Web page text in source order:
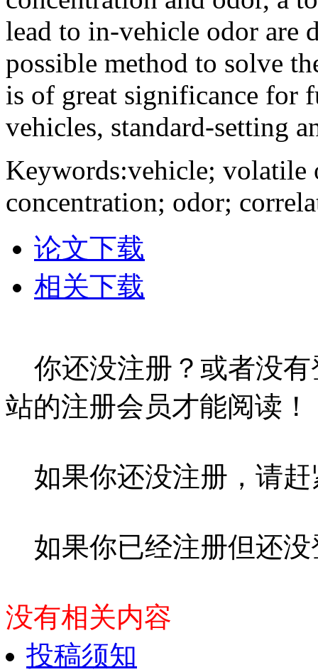
lead to in-vehicle odor are
possible method to solve
is of great significance for
vehicles, standard-setting
Keywords:vehicle; volatile
concentration; odor;
论文下载
相关下载
你还没注册？或者没有
站的注册会员才能阅读！
如果你还没注册，请赶
如果你已经注册但还没
没有相关内容
投稿须知